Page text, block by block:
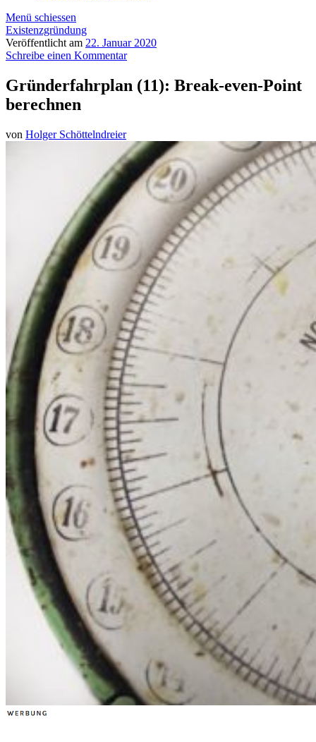
Menü schiessen
Existenzgründung
Veröffentlicht am 22. Januar 2020
Schreibe einen Kommentar
Gründerfahrplan (11): Break-even-Point
berechnen
von Holger Schöttelndreier